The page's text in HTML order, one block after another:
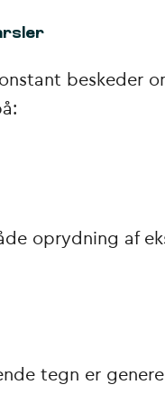
beskeder
oprydning af
tegn er